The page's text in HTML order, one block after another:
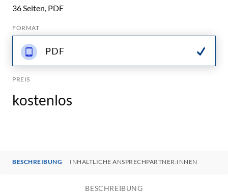
36 Seiten, PDF
FORMAT
PDF
PREIS
kostenlos
BESCHREIBUNG INHALTLICHE ANSPRECHPARTNER:INNEN
BESCHREIBUNG